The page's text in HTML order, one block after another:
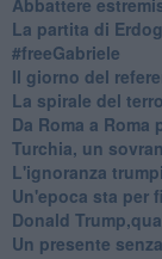
La partita di
#freeGabriele
Il giorno del
La spirale del
Da Roma a Roma
Turchia, un
L'ignoranza
Un'epoca sta per
Donald
Un presente